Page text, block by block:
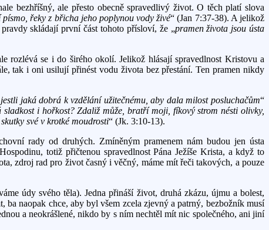
bezhříšný, ale přesto obecně spravedlivý život. O těch platí slova
řeky z břicha jeho poplynou vody živé“ (Jan 7:37-38). A jelikož
skládají první část tohoto přísloví, že „pramen života jsou ústa
rozlévá se i do širého okolí. Jelikož hlásají spravedlnost Kristovu a
tak i oni usilují přinést vodu života bez přestání. Ten pramen nikdy
jaká dobrá k vzdělání užitečnému, aby dala milost posluchačům“
i hořkost? Zdaliž může, bratří moji, fíkový strom nésti olivky,
své v krotké moudrosti“ (Jk. 3:10-13).
rady od druhých. Zmíněným pramenem nám budou jen ústa
totiž přičtenou spravedlnost Pána Ježíše Krista, a když to
zdroj rad pro život časný i věčný, máme mít řeči takových, a pouze
údy svého těla). Jedna přináší život, druhá zkázu, újmu a bolest,
naopak chce, aby byl všem zcela zjevný a patrný, bezbožník musí
a neokrášlené, nikdo by s ním nechtěl mít nic společného, ani jiní